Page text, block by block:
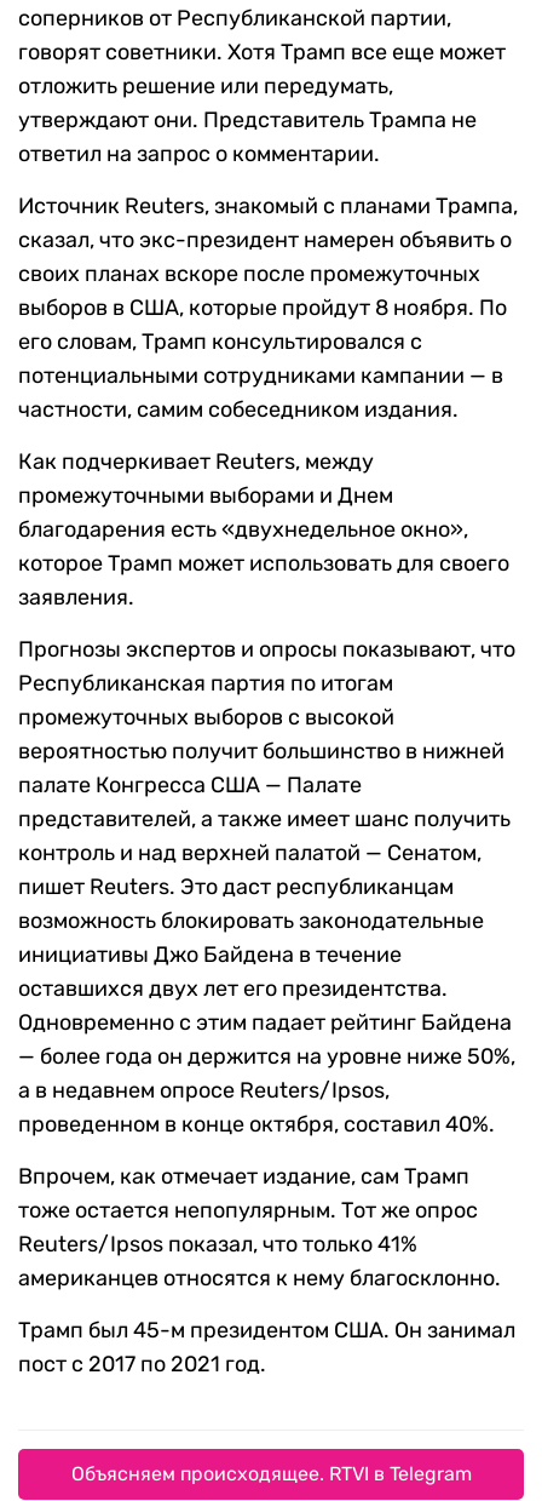
соперников от Республиканской партии,
говорят советники. Хотя Трамп все еще может
отложить решение или передумать,
утверждают они. Представитель Трампа не
ответил на запрос о комментарии.
Источник Reuters, знакомый с планами Трампа,
сказал, что экс-президент намерен объявить о
своих планах вскоре после промежуточных
выборов в США, которые пройдут 8 ноября. По
его словам, Трамп консультировался с
потенциальными сотрудниками кампании — в
частности, самим собеседником издания.
Как подчеркивает Reuters, между
промежуточными выборами и Днем
благодарения есть «двухнедельное окно»,
которое Трамп может использовать для своего
заявления.
Прогнозы экспертов и опросы показывают, что
Республиканская партия по итогам
промежуточных выборов с высокой
вероятностью получит большинство в нижней
палате Конгресса США — Палате
представителей, а также имеет шанс получить
контроль и над верхней палатой — Сенатом,
пишет Reuters. Это даст республиканцам
возможность блокировать законодательные
инициативы Джо Байдена в течение
оставшихся двух лет его президентства.
Одновременно с этим падает рейтинг Байдена
— более года он держится на уровне ниже 50%,
а в недавнем опросе Reuters/Ipsos,
проведенном в конце октября, составил 40%.
Впрочем, как отмечает издание, сам Трамп
тоже остается непопулярным. Тот же опрос
Reuters/Ipsos показал, что только 41%
американцев относятся к нему благосклонно.
Трамп был 45-м президентом США. Он занимал
пост с 2017 по 2021 год.
Объясняем происходящее. RTVI в Telegram